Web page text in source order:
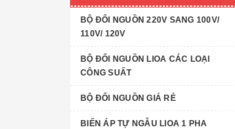
BỘ ĐỔI NGUỒN 220V SANG 100V/
110V/ 120V
BỘ ĐỔI NGUỒN LIOA CÁC LOẠI
CÔNG SUẤT
BỘ ĐỔI NGUỒN GIÁ RẺ
BIẾN ÁP TỰ NGẪU LIOA 1 PHA